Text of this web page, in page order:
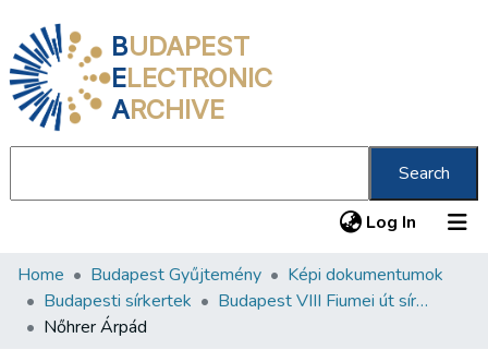
BUDAPEST
ELECTRONIC
ARCHIVE
Search
Log In (current)
Communities & Collections
All of DSpace
Home Budapest Gyűjtemény
Képi dokumentumok
Budapesti sírkertek
Budapest VIII Fiumei út sírkert 4. rész
Nőhrer Árpád